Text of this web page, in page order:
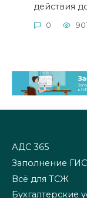
действия
0 901
АДС 365
Заполнение
Всё для ТСЖ
Бухгалтерские